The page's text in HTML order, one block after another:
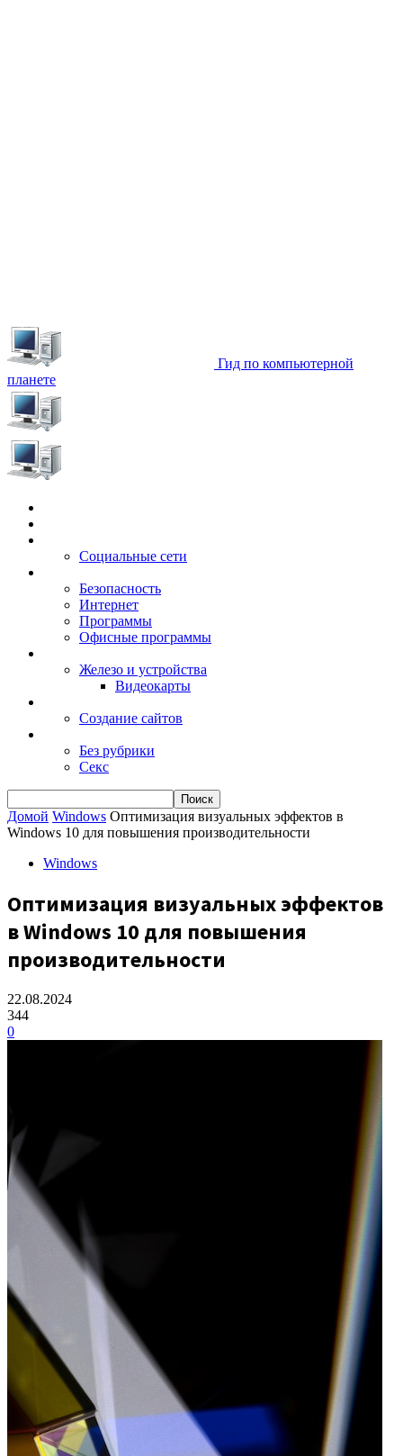
Гид по компьютерной
планете
Социальные сети
Безопасность
Интернет
Программы
Офисные программы
Железо и устройства
Видеокарты
Создание сайтов
Без рубрики
Секс
Домой Windows Оптимизация визуальных эффектов в
Windows 10 для повышения производительности
Windows
Оптимизация визуальных эффектов
в Windows 10 для повышения
производительности
22.08.2024
344
0